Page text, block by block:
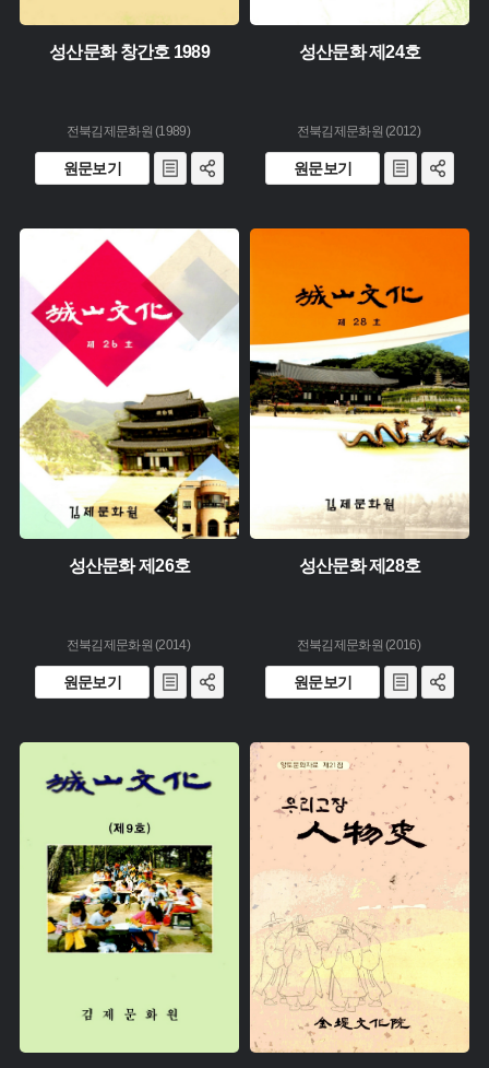
성산문화 창간호 1989
전북김제문화원 (1989)
원문보기
성산문화 제24호
전북김제문화원 (2012)
원문보기
유형 :
생산 :
소장 :
성산문화 제26호
전북김제문화원 (2014)
원문보기
유형 :
성산문화 제28호
전북김제문화원 (2016)
원문보기
소장 :
생산 :